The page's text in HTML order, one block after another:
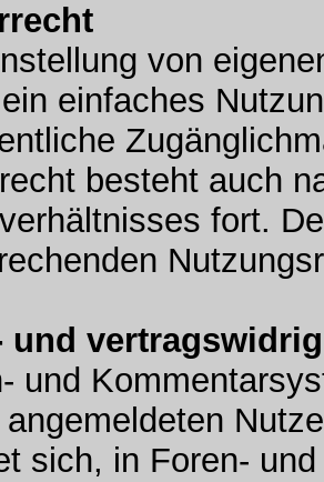
von
einfaches
besteht auch
fort.
und
und
sich, in Foren-